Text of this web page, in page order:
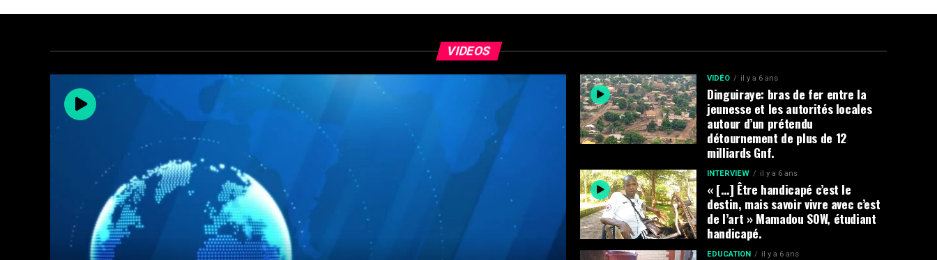
VIDEOS
VIDÉO il y a 6 ans
Dinguiraye: bras de fer entre la
jeunesse et les autorités locales
autour d’un prétendu
détournement de plus de 12
milliards Gnf.
INTERVIEW il y a 6 ans
« […] Être handicapé c’est le
destin, mais savoir vivre avec c’est
de l’art » Mamadou SOW, étudiant
handicapé.
EDUCATION il y a 6 ans